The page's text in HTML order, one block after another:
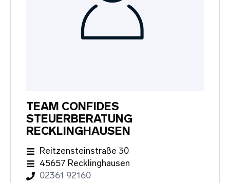
TEAM CONFIDES
STEUERBERATUNG
RECKLINGHAUSEN
Reitzensteinstraße 30
45657 Recklinghausen
02361 92160